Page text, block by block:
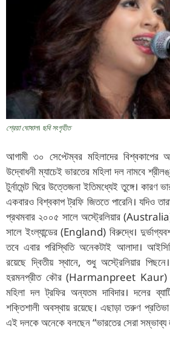
শ্রেয়া ঘোষাল। ছবি সংগৃহীত
আগামী ৩০ সেপ্টেম্বর মহিলাদের বিশ্বকাপের
উদ্বোধনী ম্যাচেই ভারতের মহিলা দল নামবে
টুর্নামেন্ট ঘিরে উত্তেজনা ইতিমধ্যেই তুঙ্গে। কারণ
একবারও বিশ্বকাপ ট্রফি জিততে পারেনি। যদিও
প্রথমবার ২০০৫ সালে অস্ট্রেলিয়ার (Australia)
সালে ইংল্যান্ডের (England) বিরুদ্ধে।
তবে এবার পরিস্থিতি অনেকটাই আলাদা।
রয়েছে দ্বিতীয় স্থানে, শুধু অস্ট্রেলিয়ার
হরমনপ্রীত কৌর (Harmanpreet Kaur) -
মহিলা দল ট্রফির অন্যতম দাবিদার। দলের
শক্তিশালী অবস্থায় রয়েছে। এছাড়া তরুণ
এই দলকে অনেকে বলছেন “ভারতের সেরা